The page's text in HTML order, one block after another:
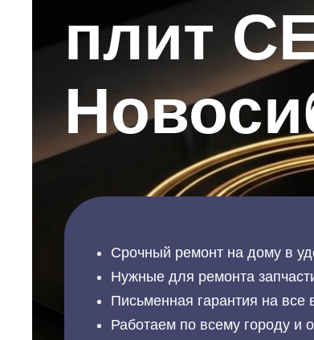
плит
Срочный ремонт на дому в
Нужные для ремонта
Письменная гарантия на все
Работаем по всему городу и